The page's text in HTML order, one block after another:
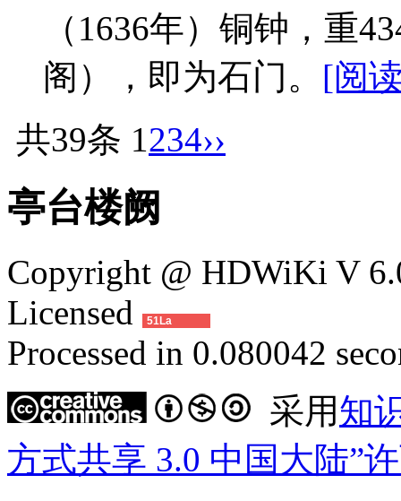
（1636年）铜钟，重
阁），即为石门。 [阅
共39条 1234››
亭台楼阙
Copyright @ HDWiKi V
Licensed
51La
Processed in 0.080042
采用知
方式共享 3.0 中国大陆”